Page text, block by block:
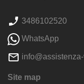
3486102520
WhatsApp
Site map